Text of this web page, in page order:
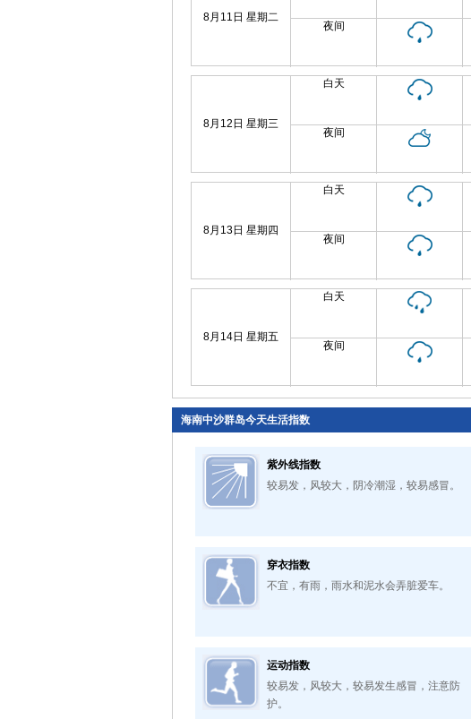
8月11日 星期二
夜间
8月12日 星期三
白天
夜间
8月13日 星期四
白天
夜间
8月14日 星期五
白天
夜间
海南中沙群岛今天生活指数
紫外线指数
较易发，风较大，阴冷潮湿，较易感冒。
穿衣指数
不宜，有雨，雨水和泥水会弄脏爱车。
运动指数
较易发，风较大，较易发生感冒，注意防
护。